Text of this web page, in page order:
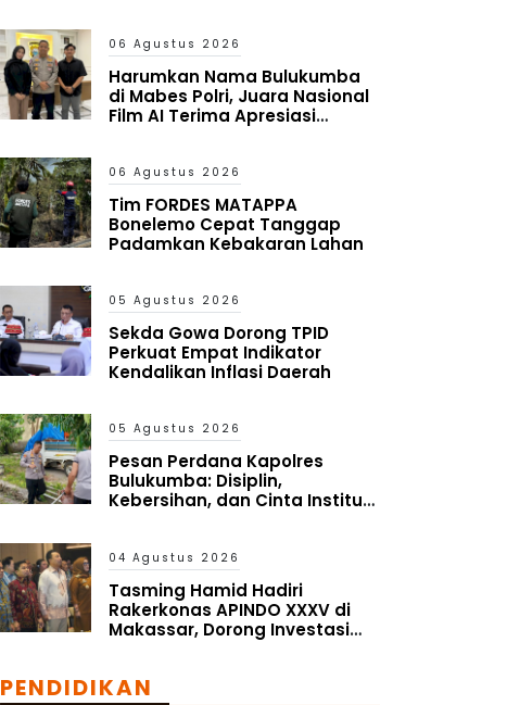
06 Agustus 2026
Harumkan Nama Bulukumba
di Mabes Polri, Juara Nasional
Film AI Terima Apresiasi
06 Agustus 2026
Tim FORDES MATAPPA
Bonelemo Cepat Tanggap
Padamkan Kebakaran Lahan
05 Agustus 2026
Sekda Gowa Dorong TPID
Perkuat Empat Indikator
Kendalikan Inflasi Daerah
05 Agustus 2026
Pesan Perdana Kapolres
Bulukumba: Disiplin,
Kebersihan, dan Cinta Institusi
04 Agustus 2026
Tasming Hamid Hadiri
Rakerkonas APINDO XXXV di
Makassar, Dorong Investasi
PENDIDIKAN